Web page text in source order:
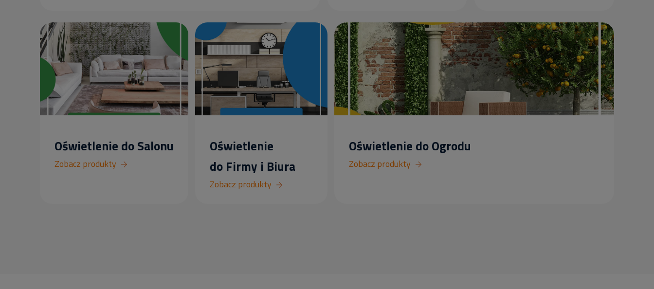
Oświetlenie do Salonu
Zobacz produkty
Oświetlenie
do Firmy i Biura
Zobacz produkty
Oświetlenie do Ogrodu
Zobacz produkty